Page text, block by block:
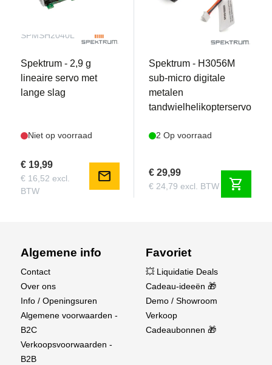
SPMSH2040L
Spektrum - 2,9 g
lineaire servo met
lange slag
Niet op voorraad
€ 19,99
€ 16,52 excl.
BTW
mail
Spektrum - H3056M
sub-micro digitale
metalen
tandwielhelikopterservo
2 Op voorraad
€ 29,99
€ 24,79 excl. BTW shopping_cart
Algemene info
Contact
Over ons
Info / Openingsuren
Algemene voorwaarden -
B2C
Verkoopsvoorwaarden -
B2B
Favoriet
💥 Liquidatie Deals
Cadeau-ideeën 🎁
Demo / Showroom
Verkoop
Cadeaubonnen 🎁